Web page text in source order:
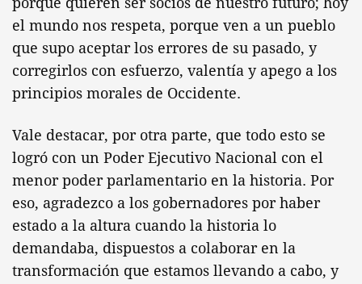
el mundo nos respeta, porque ven a un pueblo
que supo aceptar los errores de su pasado, y
corregirlos con esfuerzo, valentía y apego a los
principios morales de Occidente.
Vale destacar, por otra parte, que todo esto se
logró con un Poder Ejecutivo Nacional con el
menor poder parlamentario en la historia. Por
eso, agradezco a los gobernadores por haber
estado a la altura cuando la historia lo
demandaba, dispuestos a colaborar en la
transformación que estamos llevando a cabo, y